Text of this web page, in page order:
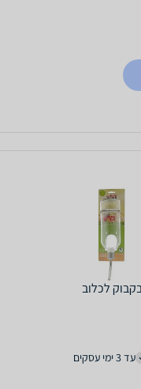
לכלוב
עד 3 ימי עסקים